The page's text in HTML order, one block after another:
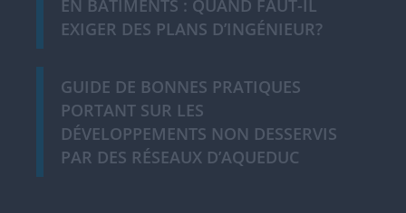
EN BÂTIMENTS : QUAND FAUT-IL
EXIGER DES PLANS D’INGÉNIEUR?
GUIDE DE BONNES PRATIQUES
PORTANT SUR LES
DÉVELOPPEMENTS NON DESSERVIS
PAR DES RÉSEAUX D’AQUEDUC